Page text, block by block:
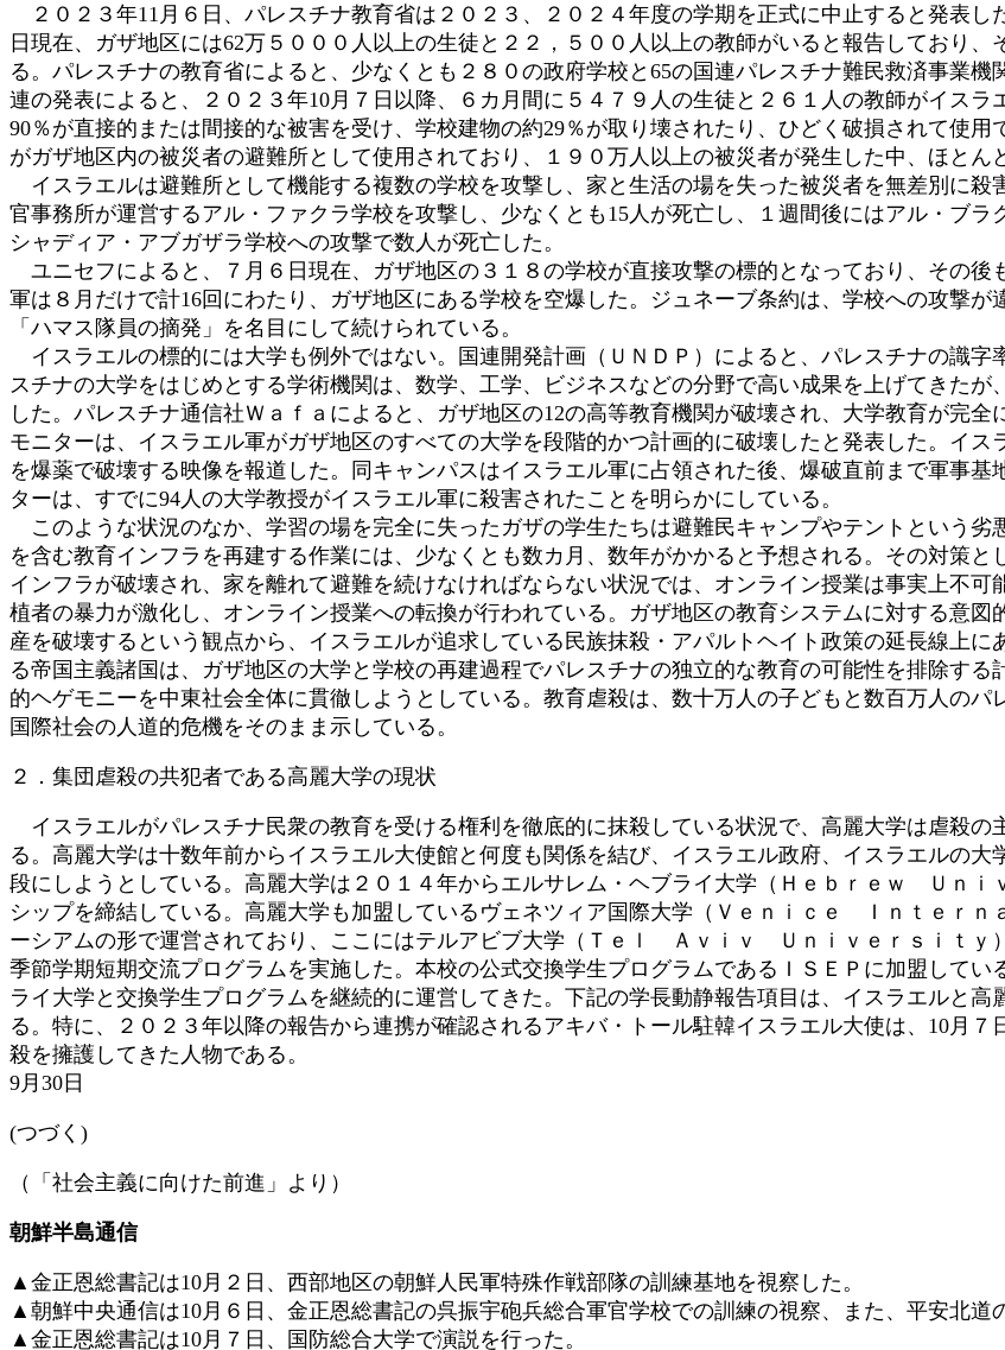
２０２３年11月６日、パレスチナ教育省は２０２３、２０２４年度の学期を正式に中止すると発表し
日現在、ガザ地区には62万５０００人以上の生徒と２２，５００人以上の教師がいると報告しており、
る。パレスチナの教育省によると、少なくとも２８０の政府学校と65の国連パレスチナ難民救済事業機
連の発表によると、２０２３年10月７日以降、６カ月間に５４７９人の生徒と２６１人の教師がイスラ
90％が直接的または間接的な被害を受け、学校建物の約29％が取り壊されたり、ひどく破損されて使用
がガザ地区内の被災者の避難所として使用されており、１９０万人以上の被災者が発生した中、ほとん
イスラエルは避難所として機能する複数の学校を攻撃し、家と生活の場を失った被災者を無差別に殺
官事務所が運営するアル・ファクラ学校を攻撃し、少なくとも15人が死亡し、１週間後にはアル・ブラ
シャディア・アブガザラ学校への攻撃で数人が死亡した。
ユニセフによると、７月６日現在、ガザ地区の３１８の学校が直接攻撃の標的となっており、その後
軍は８月だけで計16回にわたり、ガザ地区にある学校を空爆した。ジュネーブ条約は、学校への攻撃が
「ハマス隊員の摘発」を名目にして続けられている。
イスラエルの標的には大学も例外ではない。国連開発計画（ＵＮＤＰ）によると、パレスチナの識字
スチナの大学をはじめとする学術機関は、数学、工学、ビジネスなどの分野で高い成果を上げてきたが
した。パレスチナ通信社Ｗａｆａによると、ガザ地区の12の高等教育機関が破壊され、大学教育が完全
モニターは、イスラエル軍がガザ地区のすべての大学を段階的かつ計画的に破壊したと発表した。イス
を爆薬で破壊する映像を報道した。同キャンパスはイスラエル軍に占領された後、爆破直前まで軍事基
ターは、すでに94人の大学教授がイスラエル軍に殺害されたことを明らかにしている。
このような状況のなか、学習の場を完全に失ったガザの学生たちは避難民キャンプやテントという劣
を含む教育インフラを再建する作業には、少なくとも数カ月、数年がかかると予想される。その対策と
インフラが破壊され、家を離れて避難を続けなければならない状況では、オンライン授業は事実上不可
植者の暴力が激化し、オンライン授業への転換が行われている。ガザ地区の教育システムに対する意図
産を破壊するという観点から、イスラエルが追求している民族抹殺・アパルトヘイト政策の延長線上に
る帝国主義諸国は、ガザ地区の大学と学校の再建過程でパレスチナの独立的な教育の可能性を排除する
的ヘゲモニーを中東社会全体に貫徹しようとしている。教育虐殺は、数十万人の子どもと数百万人のパ
国際社会の人道的危機をそのまま示している。
２．集団虐殺の共犯者である高麗大学の現状
イスラエルがパレスチナ民衆の教育を受ける権利を徹底的に抹殺している状況で、高麗大学は虐殺の
る。高麗大学は十数年前からイスラエル大使館と何度も関係を結び、イスラエル政府、イスラエルの大
段にしようとしている。高麗大学は２０１４年からエルサレム・ヘブライ大学（Ｈｅｂｒｅｗ Ｕｎ
シップを締結している。高麗大学も加盟しているヴェネツィア国際大学（Ｖｅｎｉｃｅ Ｉｎｔｅｒ
ーシアムの形で運営されており、ここにはテルアビブ大学（Ｔｅｌ Ａｖｉｖ Ｕｎｉｖｅｒｓｉｔｙ
季節学期短期交流プログラムを実施した。本校の公式交換学生プログラムであるＩＳＥＰに加盟してい
ライ大学と交換学生プログラムを継続的に運営してきた。下記の学長動静報告項目は、イスラエルと高
る。特に、２０２３年以降の報告から連携が確認されるアキバ・トール駐韓イスラエル大使は、10月７
殺を擁護してきた人物である。
9月30日
(つづく)
（「社会主義に向けた前進」より）
朝鮮半島通信
▲金正恩総書記は10月２日、西部地区の朝鮮人民軍特殊作戦部隊の訓練基地を視察した。
▲朝鮮中央通信は10月６日、金正恩総書記の呉振宇砲兵総合軍官学校での訓練の視察、また、平安北道
▲金正恩総書記は10月７日、国防総合大学で演説を行った。